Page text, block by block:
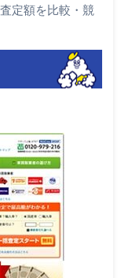
定額を比較・競